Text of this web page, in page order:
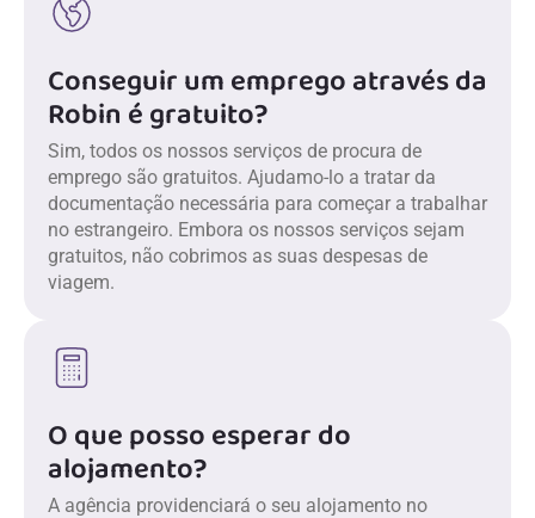
Conseguir um emprego através da
Robin é gratuito?
Sim, todos os nossos serviços de procura de
emprego são gratuitos. Ajudamo-lo a tratar da
documentação necessária para começar a trabalhar
no estrangeiro. Embora os nossos serviços sejam
gratuitos, não cobrimos as suas despesas de
viagem.
O que posso esperar do
alojamento?
A agência providenciará o seu alojamento no